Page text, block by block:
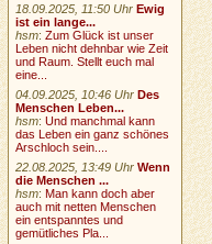
18.09.2025, 11:50 Uhr Ewig
ist ein lange...
hsm:Zum Glück ist unser
Leben nicht dehnbar wie Zeit
und Raum. Stellt euch mal
eine...
04.09.2025, 10:46 Uhr Des
Menschen Leben...
hsm:Und manchmal kann
das Leben ein ganz schönes
Arschloch sein....
22.08.2025, 13:49 Uhr Wenn
die Menschen ...
hsm:Man kann doch aber
auch mit netten Menschen
ein entspanntes und
gemütliches Pla...